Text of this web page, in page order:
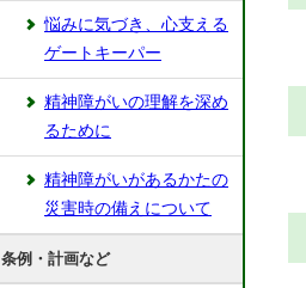
悩みに気づき、心支える
ゲートキーパー
精神障がいの理解を深め
るために
精神障がいがあるかたの
災害時の備えについて
条例・計画など